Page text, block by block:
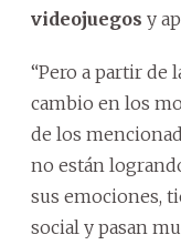
videojuegos y
“Pero a partir de
cambio en los
de los
no están
sus emociones,
social y pasan